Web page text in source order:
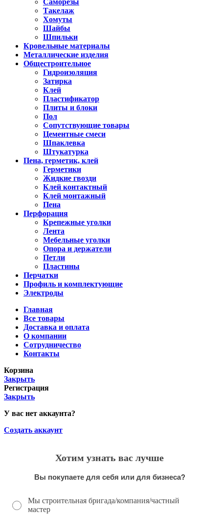
Саморезы
Такелаж
Хомуты
Шайбы
Шпильки
Кровельные материалы
Металлические изделия
Общестроительное
Гидроизоляция
Затирка
Клей
Пластификатор
Плиты и блоки
Пол
Сопутствующие товары
Цементные смеси
Шпаклевка
Штукатурка
Пена, герметик, клей
Герметики
Жидкие гвозди
Клей контактный
Клей монтажный
Пена
Перфорация
Крепежные уголки
Лента
Мебельные уголки
Опора и держатели
Петли
Пластины
Перчатки
Профиль и комплектующие
Электроды
Главная
Все товары
Доставка и оплата
О компании
Сотрудничество
Контакты
Корзина
Закрыть
Регистрация
Закрыть
У вас нет аккаунта?
Создать аккаунт
Хотим узнать вас лучше
Вы покупаете для себя или для бизнеса?
Мы строительная бригада/компания/частный
мастер